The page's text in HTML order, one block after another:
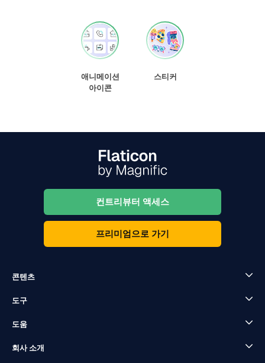
애니메이션
아이콘
스티커
컨트리뷰터 액세스
프리미엄으로 가기
콘텐츠
도구
도움
회사 소개